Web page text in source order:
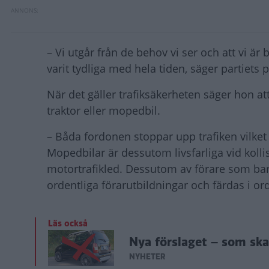
– Vi utgår från de behov vi ser och att vi
varit tydliga med hela tiden, säger partiets
När det gäller trafiksäkerheten säger hon
traktor eller mopedbil.
– Båda fordonen stoppar upp trafiken
Mopedbilar är dessutom livsfarliga vid
motortrafikled. Dessutom av förare som
ordentliga förarutbildningar och färdas i
Läs också
Nya förslaget – som
NYHETER